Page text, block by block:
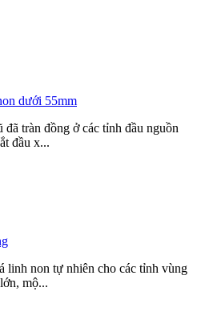
dưới 55mm
tràn đồng ở các tỉnh đầu nguồn
đầu x...
linh non tự nhiên cho các tỉnh vùng
mộ...